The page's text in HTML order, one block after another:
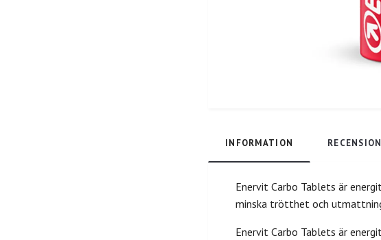
INFORMATION
Enervit Carbo Tablets är
minska trötthet och
Enervit Carbo Tablets är